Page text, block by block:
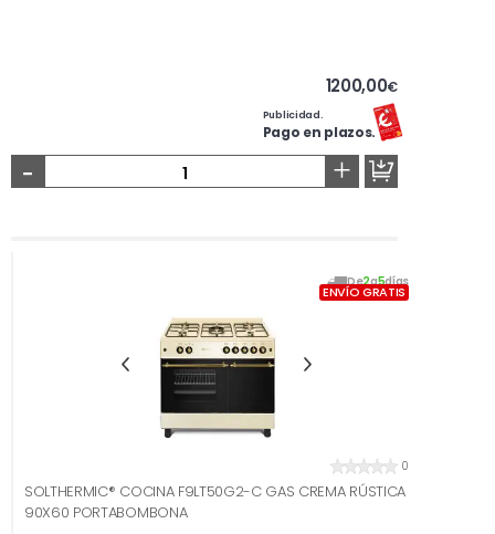
1200,00€
Publicidad.
Pago en plazos.
- +
De2a5días
ENVÍO GRATIS
0
SOLTHERMIC® COCINA F9LT50G2-C GAS CREMA RÚSTICA
90X60 PORTABOMBONA